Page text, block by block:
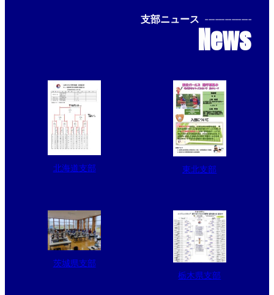
支部ニュース --------------
News
北海道支部 東北支部
茨城県支部
栃木県支部